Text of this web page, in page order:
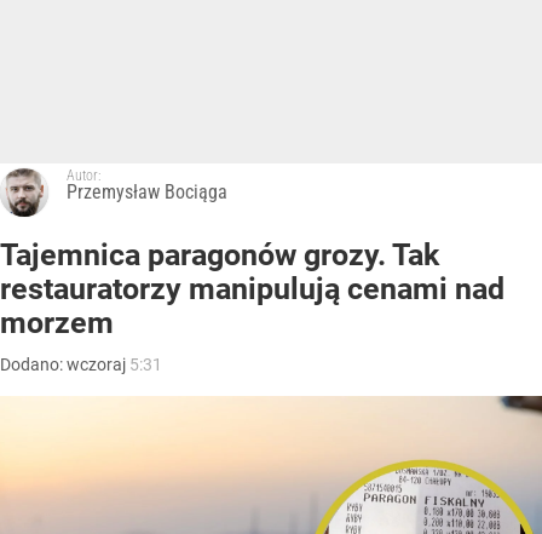
Autor:
Przemysław Bociąga
Tajemnica paragonów grozy. Tak
restauratorzy manipulują cenami nad
morzem
Dodano:wczoraj 5:31